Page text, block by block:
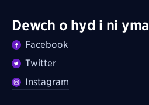
Dewch o hyd i ni yma
Facebook
Twitter
Instagram